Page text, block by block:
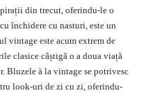
din trecut, oferindu-le o
închidere cu nasturi, este un
vintage este acum extrem de
clasice câștigă o a doua viață
Bluzele à la vintage se potrivesc
look-uri de zi cu zi, oferindu-